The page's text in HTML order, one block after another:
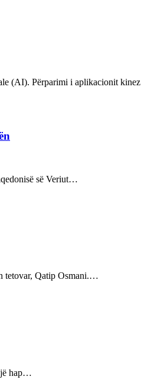
(AI). Përparimi i aplikacionit
së Veriut…
tetovar, Qatip Osmani.…
hap…